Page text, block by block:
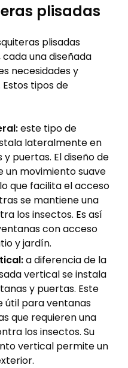
plisadas
plisadas
una diseñada
necesidades y
tipos de
este tipo de
lateralmente en
puertas. El diseño de
movimiento suave
que facilita el acceso
se mantiene una
los insectos. Es así
con acceso
y jardín.
a diferencia de la
vertical se instala
y puertas. Este
útil para ventanas
que requieren una
los insectos. Su
vertical permite un